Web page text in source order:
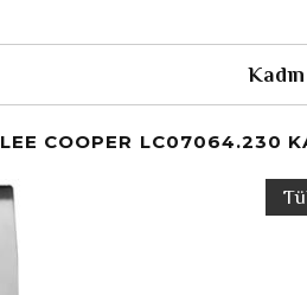
Kadın
LEE COOPER LC07064.230